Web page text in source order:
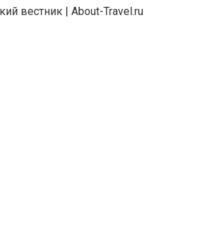
вестник | About-Travel.ru